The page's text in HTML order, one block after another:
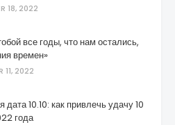
18, 2022
все годы, что нам остались,
времен»
11, 2022
дата 10.10: как привлечь удачу 10
года